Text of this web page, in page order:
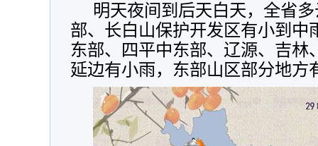
明天夜间到后天白天，全省
部、长白山保护开发区有小到中
东部、四平中东部、辽源、吉林
延边有小雨，东部山区部分地方